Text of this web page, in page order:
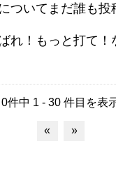
ついてまだ誰も投
れ！もっと打て！
0件中 1 - 30 件目を表
« »